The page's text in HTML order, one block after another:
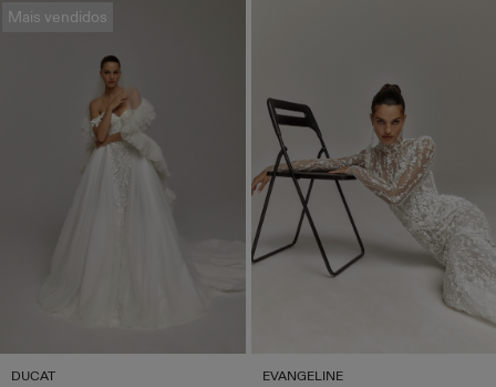
Mais vendidos
DUCAT
EVANGELINE